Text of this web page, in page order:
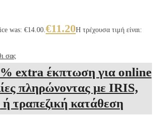
was: €14.00. €11.20Η τρέχουσα τιμή είναι:
σας
extra έκπτωση για online
πληρώνοντας με IRIS,
τραπεζική κατάθεση